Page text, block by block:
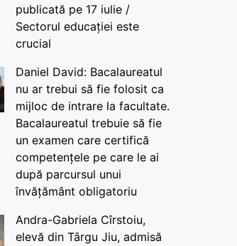
publicată pe 17 iulie /
Sectorul educației este
crucial
Daniel David: Bacalaureatul
nu ar trebui să fie folosit ca
mijloc de intrare la facultate.
Bacalaureatul trebuie să fie
un examen care certifică
competențele pe care le ai
după parcursul unui
învățământ obligatoriu
Andra-Gabriela Cîrstoiu,
elevă din Târgu Jiu, admisă